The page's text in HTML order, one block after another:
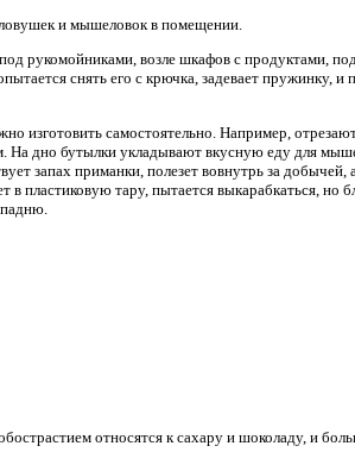
и мышеловок в помещении.
рукомойниками, возле шкафов с продуктами,
снять его с крючка, задевает пружинку, и
самостоятельно. Например,
На дно бутылки укладывают вкусную еду для
запах приманки, полезет вовнутрь за
тару, пытается выкарабкаться, но
относятся к сахару и шоколаду, и